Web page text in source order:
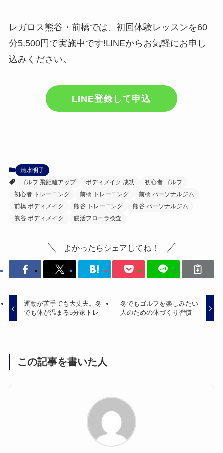
レガロス熊谷・前橋では、初回体験レッスンを60
分5,500円で実施中です!LINEからお気軽にお申し
込みください。
LINE登録して申込
清水明子
ゴルフ 飛距離アップ
ボディメイク 成功
初心者 ゴルフ
初心者 トレーニング
前橋 トレーニング
前橋 パーソナルジム
前橋 ボディメイク
熊谷 トレーニング
熊谷 パーソナルジム
熊谷 ボディメイク
腸活フローラ検査
よかったらシェアしてね！
運動が苦手でも大丈夫。冬
でも体が温まる5分家トレ
冬でもゴルフを楽しみたい
人のための体づくり習慣
この記事を書いた人